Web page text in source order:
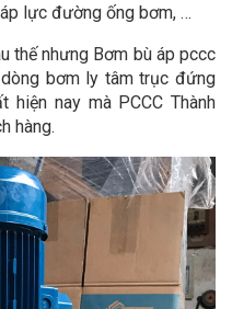
lực đường ống bơm, …
thế nhưng Bơm bù áp pccc
bơm ly tâm trục đứng
hiện nay mà PCCC Thành
hàng.